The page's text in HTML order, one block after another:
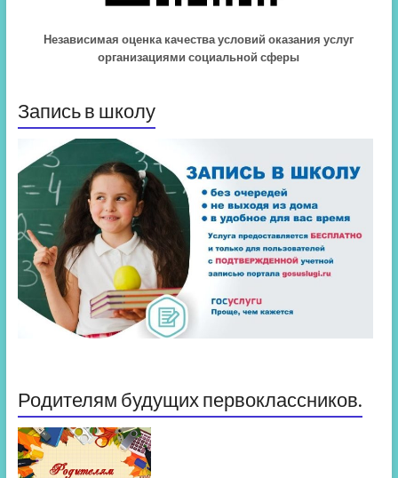
Независимая оценка качества условий оказания услуг
организациями социальной сферы
Запись в школу
Родителям будущих первоклассников.